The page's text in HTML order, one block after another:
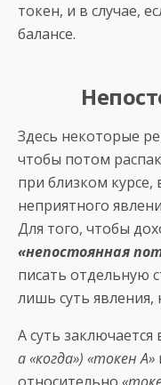
токен, и в случае,
балансе.
Здесь некоторые
чтобы потом
при близком курсе,
неприятного
Для того, чтобы
«непостоянная
писать отдельную
лишь суть явления,
А суть заключается
а «когда») «токен А»